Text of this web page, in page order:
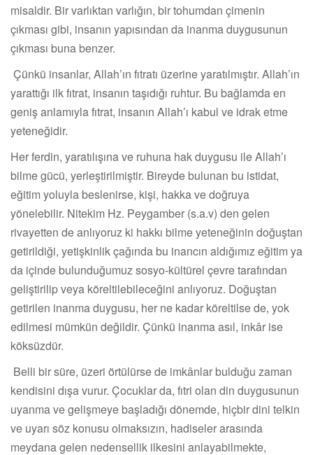
misaldir. Bir varlıktan varlığın, bir tohumdan çimenin
çıkması gibi, insanın yapısından da inanma duygusunun
çıkması buna benzer.
Çünkü insanlar, Allah’ın fıtratı üzerine yaratılmıştır. Allah’ın
yarattığı ilk fıtrat, insanın taşıdığı ruhtur. Bu bağlamda en
geniş anlamıyla fıtrat, insanın Allah’ı kabul ve idrak etme
yeteneğidir.
Her ferdin, yaratılışına ve ruhuna hak duygusu ile Allah’ı
bilme gücü, yerleştirilmiştir. Bireyde bulunan bu istidat,
eğitim yoluyla beslenirse, kişi, hakka ve doğruya
yönelebilir. Nitekim Hz. Peygamber (s.a.v) den gelen
rivayetten de anlıyoruz ki hakkı bilme yeteneğinin doğuştan
getirildiği, yetişkinlik çağında bu inancın aldığımız eğitim ya
da içinde bulunduğumuz sosyo-kültürel çevre tarafından
geliştirilip veya köreltilebileceğini anlıyoruz. Doğuştan
getirilen inanma duygusu, her ne kadar köreltilse de, yok
edilmesi mümkün değildir. Çünkü inanma asıl, inkâr ise
köksüzdür.
Belli bir süre, üzeri örtülürse de imkânlar bulduğu zaman
kendisini dışa vurur. Çocuklar da, fıtri olan din duygusunun
uyanma ve gelişmeye başladığı dönemde, hiçbir dini telkin
ve uyarı söz konusu olmaksızın, hadiseler arasında
meydana gelen nedensellik ilkesini anlayabilmekte,